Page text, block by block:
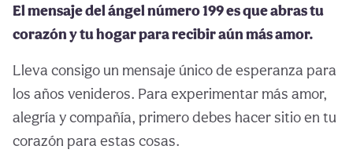
El mensaje del ángel número 199 es que abras tu
corazón y tu hogar para recibir aún más amor.
Lleva consigo un mensaje único de esperanza para
los años venideros. Para experimentar más amor,
alegría y compañía, primero debes hacer sitio en tu
corazón para estas cosas.